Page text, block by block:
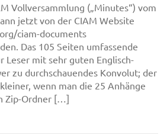
Vollversammlung („Minutes“) vom
jetzt von der CIAM Website
ciam-documents
Das 105 Seiten umfassende
Leser mit sehr guten Englisch-
zu durchschauendes Konvolut; der
wenn man die 25 Anhänge
Zip-Ordner […]